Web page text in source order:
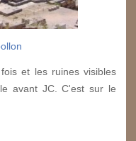
et les ruines visibles
avant JC. C'est sur le